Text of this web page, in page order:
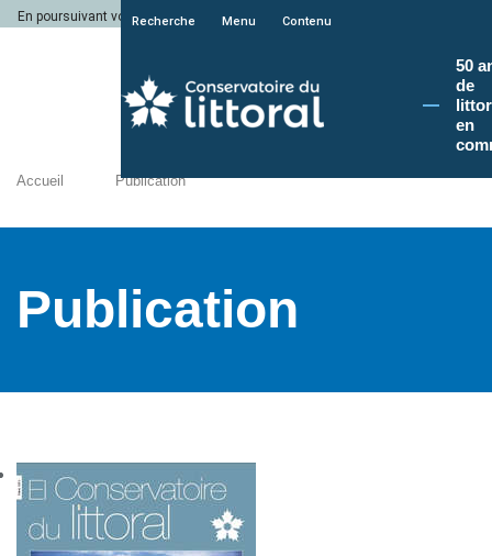
En poursuivant votre navigation sur le site du Conservatoire du littoral, vous
Recherche Menu Contenu
50
de
en
Accueil Publication
Publication